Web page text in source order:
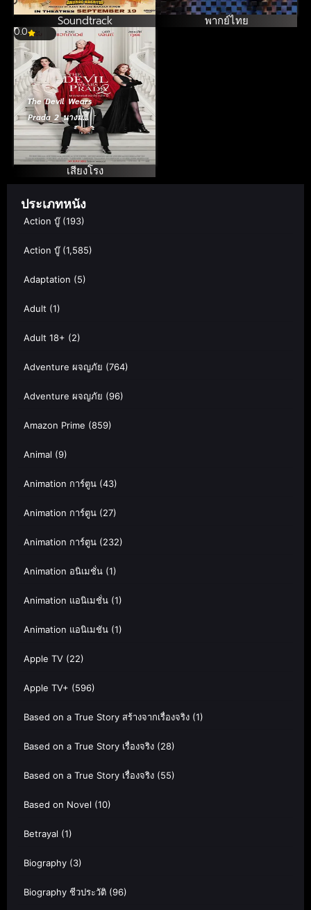
Soundtrack พากย์ไทย
0.0
The Devil Wears
Prada 2 นางมาร
สวมปราด้า 2
(2026)
เสียงโรง
ประเภทหนัง
Action บู๊(193)
Action บู๊(1,585)
Adaptation (5)
Adult (1)
Adult 18+ (2)
Adventure ผจญภัย (764)
Adventure ผจญภัย (96)
Amazon Prime (859)
Animal (9)
Animation การ์ตูน (43)
Animation การ์ตูน (27)
Animation การ์ตูน (232)
Animation อนิเมชั่น (1)
Animation แอนิเมชั่น (1)
Animation แอนิเมชัน (1)
Apple TV (22)
Apple TV+ (596)
Based on a True Story สร้างจากเรื่องจริง (1)
Based on a True Story เรื่องจริง (28)
Based on a True Story เรื่องจริง (55)
Based on Novel (10)
Betrayal (1)
Biography (3)
Biography ชีวประวัติ (96)